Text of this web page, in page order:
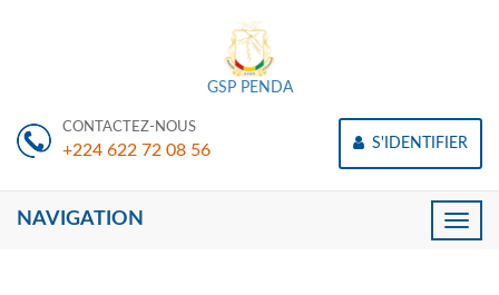
GSP PENDA
CONTACTEZ-NOUS
+224 622 72 08 56 S'IDENTIFIER
Toggle
NAVIGATION